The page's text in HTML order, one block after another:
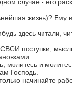
случае - его
жизнь)? Ему
здесь
поступки,
молитесь и
Господь.
начинайте